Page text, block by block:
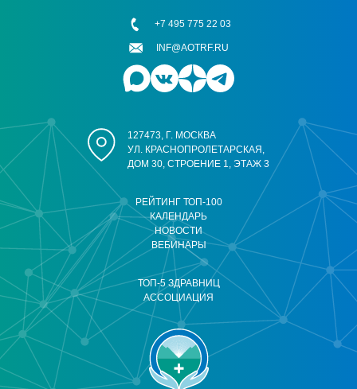
РЕЙТИНГ ТОП-100
КАЛЕНДАРЬ
НОВОСТИ
ВЕБИНАРЫ
ТОП-5 ЗДРАВНИЦ
АССОЦИАЦИЯ
127473, Г. МОСКВА
УЛ. КРАСНОПРОЛЕТАРСКАЯ,
ДОМ 30, СТРОЕНИЕ 1, ЭТАЖ 3
+7 495 775 22 03
INF@AOTRF.RU